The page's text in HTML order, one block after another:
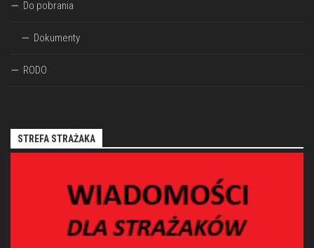
Do pobrania
Dokumenty
RODO
STREFA STRAŻAKA